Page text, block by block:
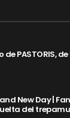
de PASTORIS,
New Day |
del